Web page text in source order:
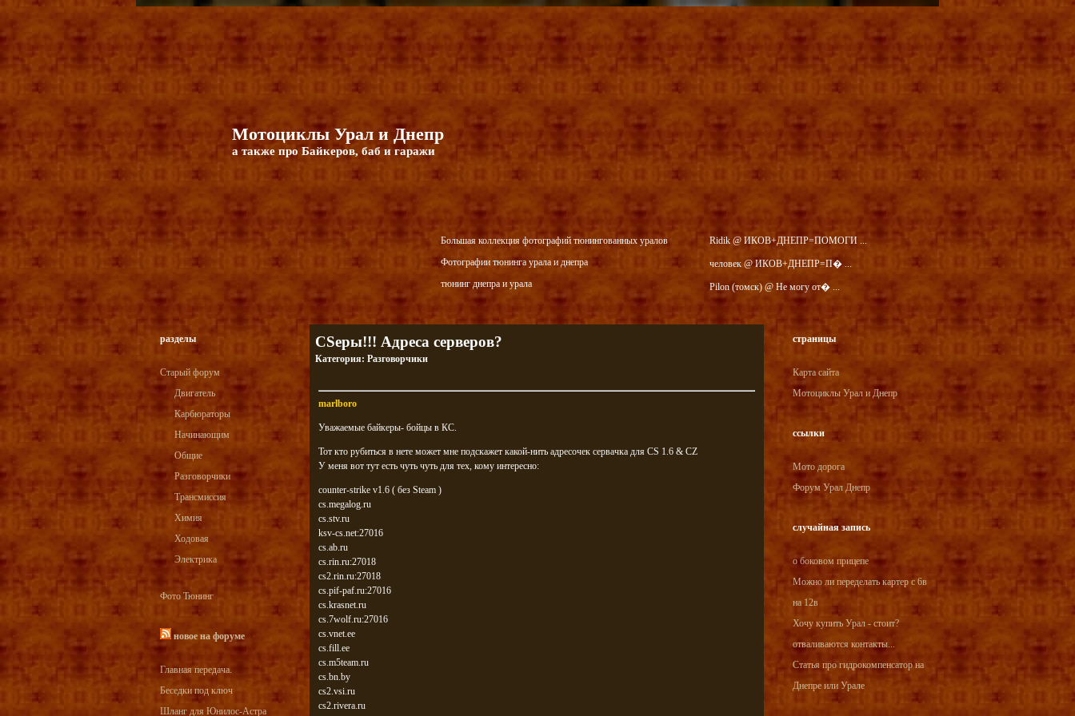
Мотоциклы Урал и Днепр
а также про Байкеров, баб и гаражи
Большая коллекция фотографий тюнингованных уралов
Фотографии тюнинга урала и днепра
тюнинг днепра и урала
Ridik @ ИКОВ+ДНЕПР=ПОМОГИ ...
человек @ ИКОВ+ДНЕПР=П� ...
Pilon (томск) @ Не могу от� ...
разделы
Старый форум
Двигатель
Карбюраторы
Начинающим
Общие
Разговорчики
Трансмиссия
Химия
Ходовая
Электрика
Фото Тюнинг
новое на форуме
Главная передача.
Беседки под ключ
Шланг для Юнилос-Астра
CSеры!!! Адреса серверов?
Категория: Разговорчики
marlboro
Уважаемые байкеры- бойцы в КС.
Тот кто рубиться в нете может мне подскажет какой-нить адресочек сервачка для CS 1.6 & CZ
У меня вот тут есть чуть чуть для тех, кому интересно:
counter-strike v1.6 ( без Steam )
cs.megalog.ru
cs.stv.ru
ksv-cs.net:27016
cs.ab.ru
cs.rin.ru:27018
cs2.rin.ru:27018
cs.pif-paf.ru:27016
cs.krasnet.ru
cs.7wolf.ru:27016
cs.vnet.ee
cs.fill.ee
cs.m5team.ru
cs.bn.by
cs2.vsi.ru
cs2.rivera.ru
страницы
Карта сайта
Мотоциклы Урал и Днепр
ссылки
Мото дорога
Форум Урал Днепр
случайная запись
о боковом прицепе
Можно ли переделать картер с 6в
на 12в
Хочу купить Урал - стоит?
отваливаются контакты...
Статья про гидрокомпенсатор на
Днепре или Урале